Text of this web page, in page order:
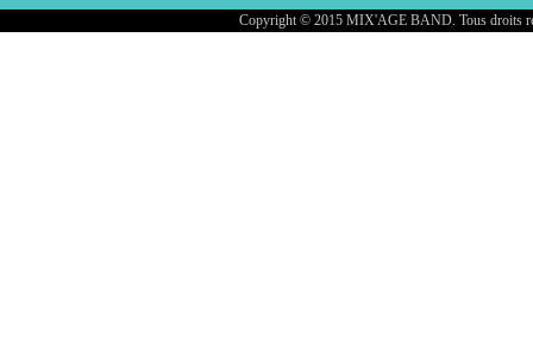
Copyright © 2015 MIX'AGE BAND. Tous droits